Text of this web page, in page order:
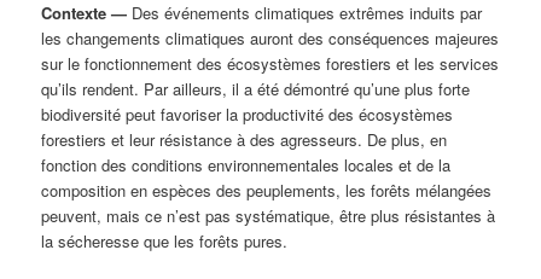
Contexte — Des événements climatiques extrêmes induits par
les changements climatiques auront des conséquences majeures
sur le fonctionnement des écosystèmes forestiers et les services
qu’ils rendent. Par ailleurs, il a été démontré qu’une plus forte
biodiversité peut favoriser la productivité des écosystèmes
forestiers et leur résistance à des agresseurs. De plus, en
fonction des conditions environnementales locales et de la
composition en espèces des peuplements, les forêts mélangées
peuvent, mais ce n’est pas systématique, être plus résistantes à
la sécheresse que les forêts pures.